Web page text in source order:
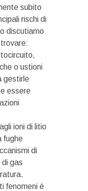
subito
rischi di
discutiamo
o ustioni
gestirle
essere
ioni di litio
fughe
di
gas
fenomeni è